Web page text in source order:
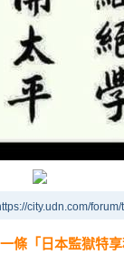
city.udn.com/
條「日本監獄特